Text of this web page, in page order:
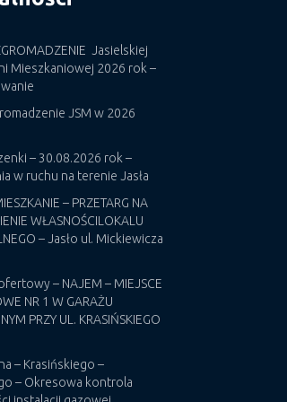
Jasielskiej
Mieszkaniowej 2026 rok –
JSM w 2026
– 30.08.2026 rok –
w ruchu na terenie Jasła
– PRZETARG NA
WŁASNOŚCILOKALU
– Jasło ul. Mickiewicza
– NAJEM – MIEJSCE
NR 1 W GARAŻU
PRZY UL. KRASIŃSKIEGO
– Krasińskiego –
– Okresowa kontrola